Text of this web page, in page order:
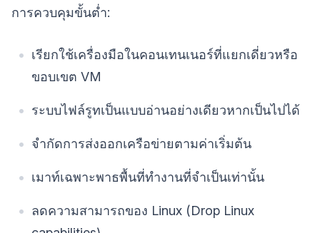
การควบคุมขั้นต่ำ:
เรียกใช้เครื่องมือในคอนเทนเนอร์ที่แยกเดี่ยวหรือ
ขอบเขต VM
ระบบไฟล์รูทเป็นแบบอ่านอย่างเดียวหากเป็นไปได้
จำกัดการส่งออกเครือข่ายตามค่าเริ่มต้น
เมาท์เฉพาะพาธพื้นที่ทำงานที่จำเป็นเท่านั้น
ลดความสามารถของ Linux (Drop Linux